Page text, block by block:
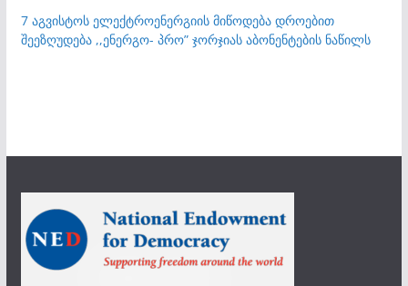
7 აგვისტოს ელექტროენერგიის მიწოდება დროებით
შეეზღუდება ,,ენერგო- პრო” ჯორჯიას აბონენტების ნაწილს